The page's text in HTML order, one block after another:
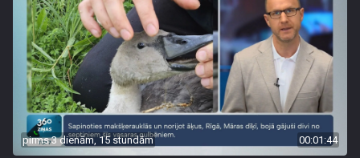
pirms 3 dienām, 15 stundām 00:01:44